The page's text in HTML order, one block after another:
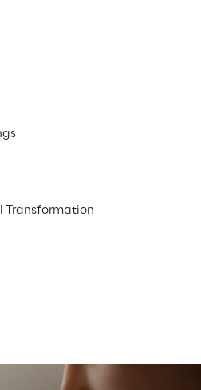
Transformation
tendenze emergenti e le
Research, Marketing
Nell’ambito della
Analysis e di Visual
relazione dei consumatori
concetti fondati sull'IA
le sfumature nel
scala ed in tempo reale.
Reinforcement Learning e
vengono percepiti nei
soprattutto quando
Per quanto riguarda la
processo di
specifici di individui
mix adeguati di canali